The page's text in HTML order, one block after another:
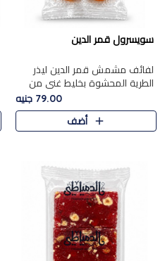
سويسرول قمر الدين
لفائف مشمش قمر الدين ليذر
الطرية المحشوة بخليط غني من
جوز الهند الأبيض والمكسرات
الفاخرة، يقدم المذاق الحلو
الطبيعي لقمر الدين و تجمع بين
79.00 جنيه
أضف